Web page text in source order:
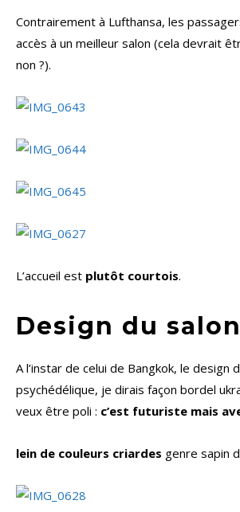
Contrairement à Lufthansa, les
accès à un meilleur salon (cela devrait
non ?).
L’accueil est plutôt courtois.
Design du salon
A l’instar de celui de Bangkok, le design
psychédélique, je dirais façon bordel
veux être poli : c’est futuriste mais
lein de couleurs criardes genre sapin